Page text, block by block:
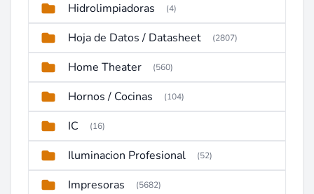
Hidrolimpiadoras (4)
Hoja de Datos / Datasheet (2807)
Home Theater (560)
Hornos / Cocinas (104)
IC (16)
Iluminacion Profesional (52)
Impresoras (5682)